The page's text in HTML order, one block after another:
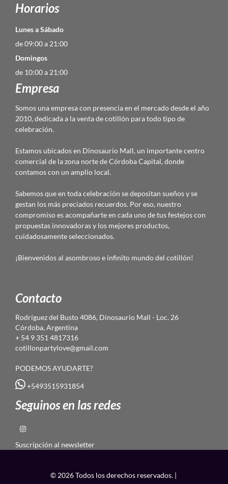
Horarios
Lunes a Sábado
de 09:00 a 21:00
Domingos
de 10:00 a 21:00
Empresa
Somos una empresa con presencia en el mercado desde el año
2010, dedicada a la venta de cotillón para todo tipo de
celebración.
Estamos ubicados en Dinosaurio Mall, un importante centro
comercial de la zona norte de Córdoba Capital, donde
contamos con un amplio local.
Sabemos que en toda celebración se depositan sueños y se
gestan los más preciados recuerdos. Por eso, nuestro
compromiso es acompañarte en cada uno de tus festejos con
propuestas innovadoras y los mejores productos,
cuidadosamente seleccionados.
¡Bienvenidos al asombroso e infinito mundo del cotillón!
Contacto
Rodríguez del Busto 4086, Dinosaurio Mall - Loc. 26
Córdoba, Argentina
+ 54 9 351 4817316
cotillonpartylove@gmail.com
PODEMOS AYUDARTE?
+5493515931854
Seguinos en las redes
Suscripción al newsletter
© 2026 Todos los derechos reservados. |